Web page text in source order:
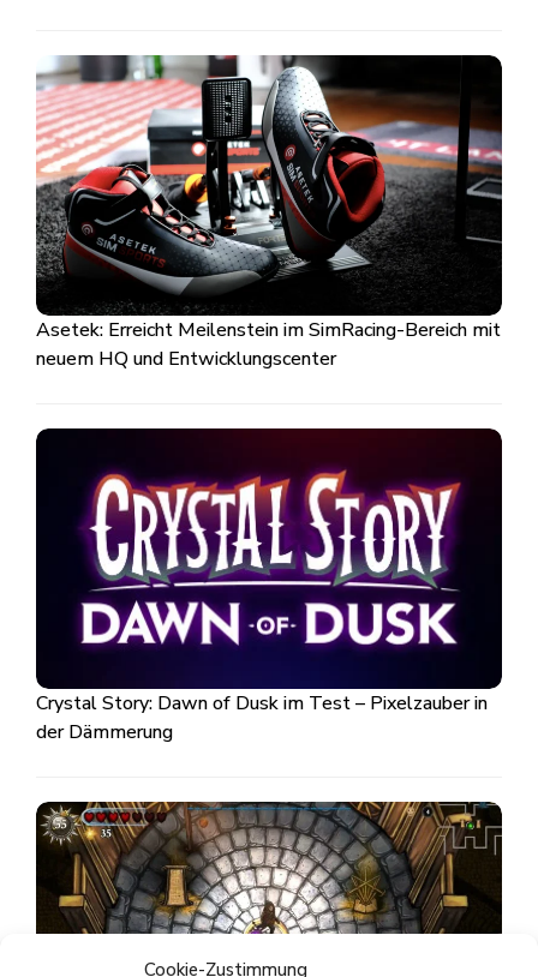
Cookie-Zustimmung
Asetek: Erreicht Meilenstein im SimRacing-Bereich mit
neuem HQ und Entwicklungscenter
Crystal Story: Dawn of Dusk im Test – Pixelzauber in
der Dämmerung